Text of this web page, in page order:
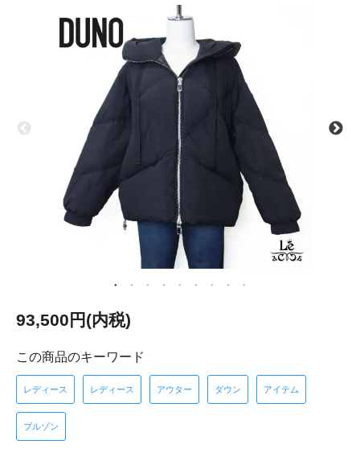
93,500円(内税)
この商品のキーワード
レディース レディース アウター ダウン アイテム
ブルゾン